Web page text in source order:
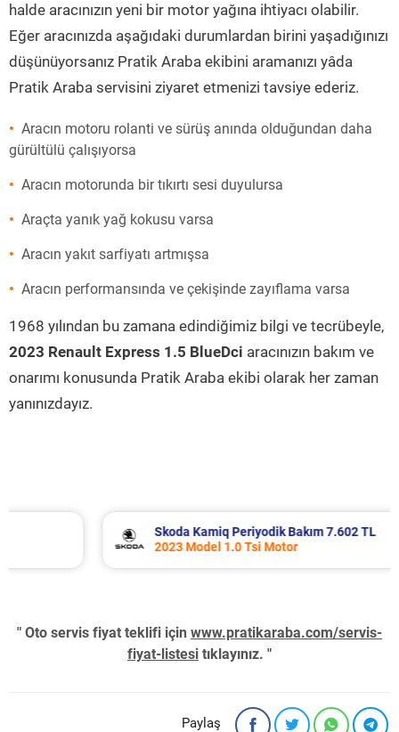
halde aracınızın yeni bir motor yağına ihtiyacı olabilir.
Eğer aracınızda aşağıdaki durumlardan birini yaşadığınızı
düşünüyorsanız Pratik Araba ekibini aramanızı yâda
Pratik Araba servisini ziyaret etmenizi tavsiye ederiz.
Aracın motoru rolanti ve sürüş anında olduğundan daha
gürültülü çalışıyorsa
Aracın motorunda bir tıkırtı sesi duyulursa
Araçta yanık yağ kokusu varsa
Aracın yakıt sarfiyatı artmışsa
Aracın performansında ve çekişinde zayıflama varsa
1968 yılından bu zamana edindiğimiz bilgi ve tecrübeyle,
2023 Renault Express 1.5 BlueDci aracınızın bakım ve
onarımı konusunda Pratik Araba ekibi olarak her zaman
yanınızdayız.
Skoda Kamiq Periyodik Bakım 7.602 TL
2023 Model 1.0 Tsi Motor
" Oto servis fiyat teklifi için www.pratikaraba.com/servis-
fiyat-listesi tıklayınız. "
Paylaş